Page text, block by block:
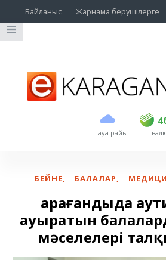
Байланыс Жарнама берушілерге
ауа райы
USD 466
EUR
БЕЙНЕ, БАЛАЛАР,
Қарағандыда
ауыратын
мәселелері